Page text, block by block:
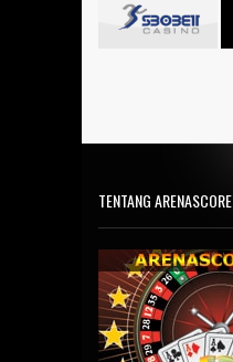
TENTANG ARENASCORE